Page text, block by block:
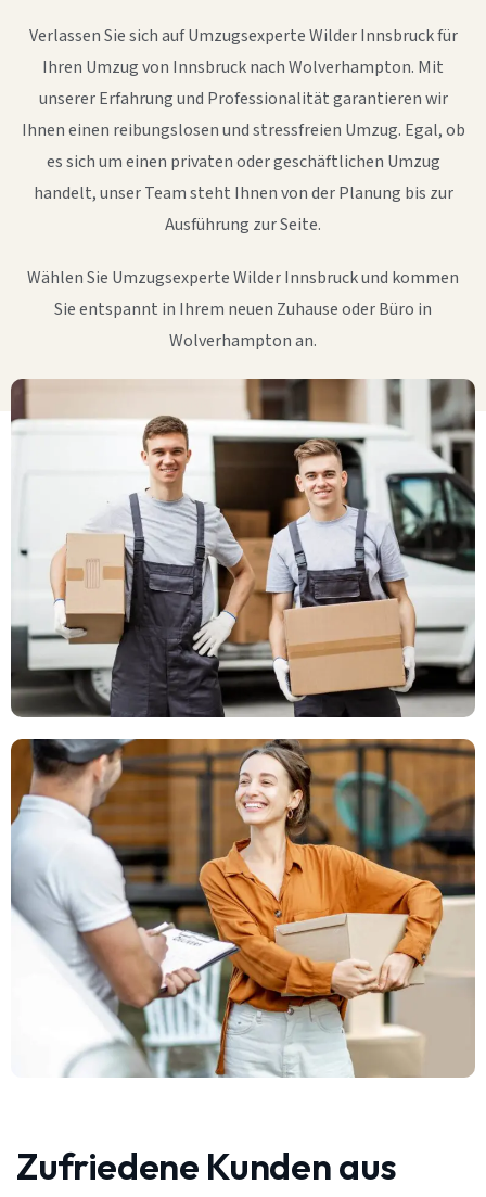
Verlassen Sie sich auf Umzugsexperte Wilder Innsbruck für
Ihren Umzug von Innsbruck nach Wolverhampton. Mit
unserer Erfahrung und Professionalität garantieren wir
Ihnen einen reibungslosen und stressfreien Umzug. Egal, ob
es sich um einen privaten oder geschäftlichen Umzug
handelt, unser Team steht Ihnen von der Planung bis zur
Ausführung zur Seite.
Wählen Sie Umzugsexperte Wilder Innsbruck und kommen
Sie entspannt in Ihrem neuen Zuhause oder Büro in
Wolverhampton an.
Zufriedene Kunden aus